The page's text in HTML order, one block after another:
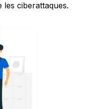
ciberattaques.